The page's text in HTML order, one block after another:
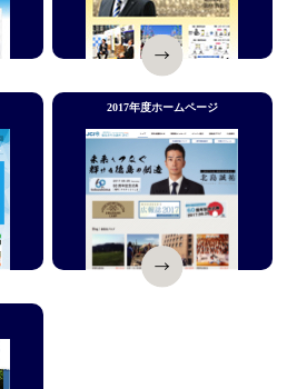
2017年度ホームページ